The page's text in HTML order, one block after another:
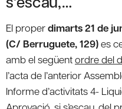
El properdimarts 21 de
(C/ Berruguete, 129)es
amb el següentordre del
l’acta de l’anterior
Informe d’activitats 4-